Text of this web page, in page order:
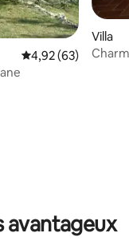
: 4,86 sur 5
Évaluation
4,92 (63)
Villa
avantageux